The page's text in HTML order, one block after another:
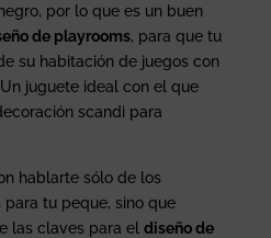
por lo que es un buen
de playrooms, para que tu
su habitación de juegos con
juguete ideal con el que
scandi para
hablarte sólo de los
tu peque, sino que
las claves para el diseño de